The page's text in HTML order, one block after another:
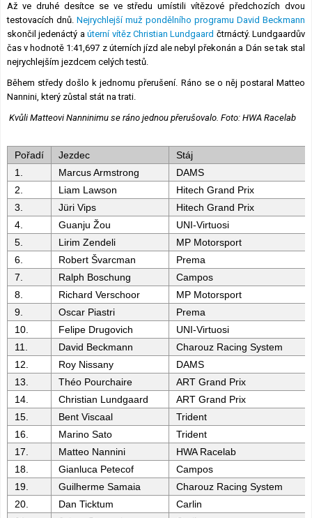
Až ve druhé desítce se ve středu umístili vítězové předchozích dvou
testovacích dnů.Nejrychlejší muž pondělního programu David Beckmann
skončil jedenáctý aúterní vítěz Christian Lundgaard čtrnáctý. Lundgaardův
čas v hodnotě 1:41,697 z úterních jízd ale nebyl překonán a Dán se tak stal
nejrychlejším jezdcem celých testů.
Během středy došlo k jednomu přerušení. Ráno se o něj postaral Matteo
Nannini, který zůstal stát na trati.
Kvůli Matteovi Nanninimu se ráno jednou přerušovalo. Foto: HWA Racelab
Pořadí Jezdec
Stáj
1.
Marcus Armstrong
DAMS
2.
Liam Lawson
Hitech Grand Prix
3.
Jüri Vips
Hitech Grand Prix
4.
Guanju Žou
UNI-Virtuosi
5.
Lirim Zendeli
MP Motorsport
6.
Robert Švarcman
Prema
7.
Ralph Boschung
Campos
8.
Richard Verschoor
MP Motorsport
9.
Oscar Piastri
Prema
10.
Felipe Drugovich
UNI-Virtuosi
11.
David Beckmann
Charouz Racing System
12.
Roy Nissany
DAMS
13.
Théo Pourchaire
ART Grand Prix
14.
Christian Lundgaard
ART Grand Prix
15.
Bent Viscaal
Trident
16.
Marino Sato
Trident
17.
Matteo Nannini
HWA Racelab
18.
Gianluca Petecof
Campos
19.
Guilherme Samaia
Charouz Racing System
20.
Dan Ticktum
Carlin